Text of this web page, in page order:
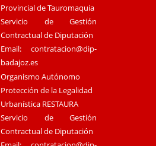
Provincial de Tauromaquia
Servicio de Gestión
Contractual de Diputación
Email:contratacion@dip-
badajoz.es
Organismo Autónomo
Protección de la Legalidad
Urbanística RESTAURA
Servicio de Gestión
Contractual de Diputación